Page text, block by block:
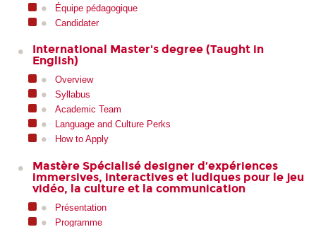
Équipe pédagogique
Candidater
International Master's degree (Taught in
English)
Overview
Syllabus
Academic Team
Language and Culture Perks
How to Apply
Mastère Spécialisé designer d’expériences
immersives, interactives et ludiques pour le jeu
vidéo, la culture et la communication
Présentation
Programme